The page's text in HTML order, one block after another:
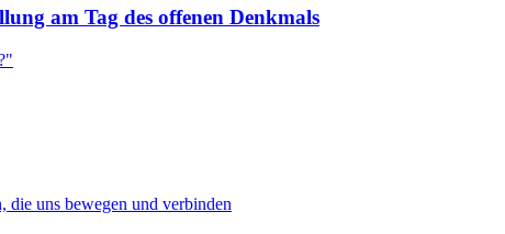
am Tag des offenen Denkmals
uns bewegen und verbinden